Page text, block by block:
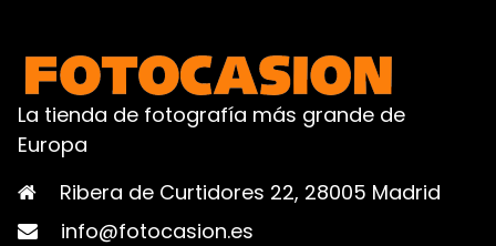
La tienda de fotografía más grande de
Europa
Ribera de Curtidores 22, 28005 Madrid
info@fotocasion.es